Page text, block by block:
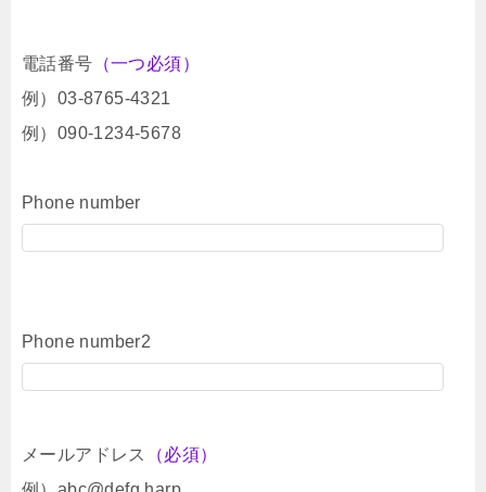
電話番号 （一つ必須）
例）03-8765-4321
例）090-1234-5678
Phone number
Phone number2
メールアドレス
（必須）